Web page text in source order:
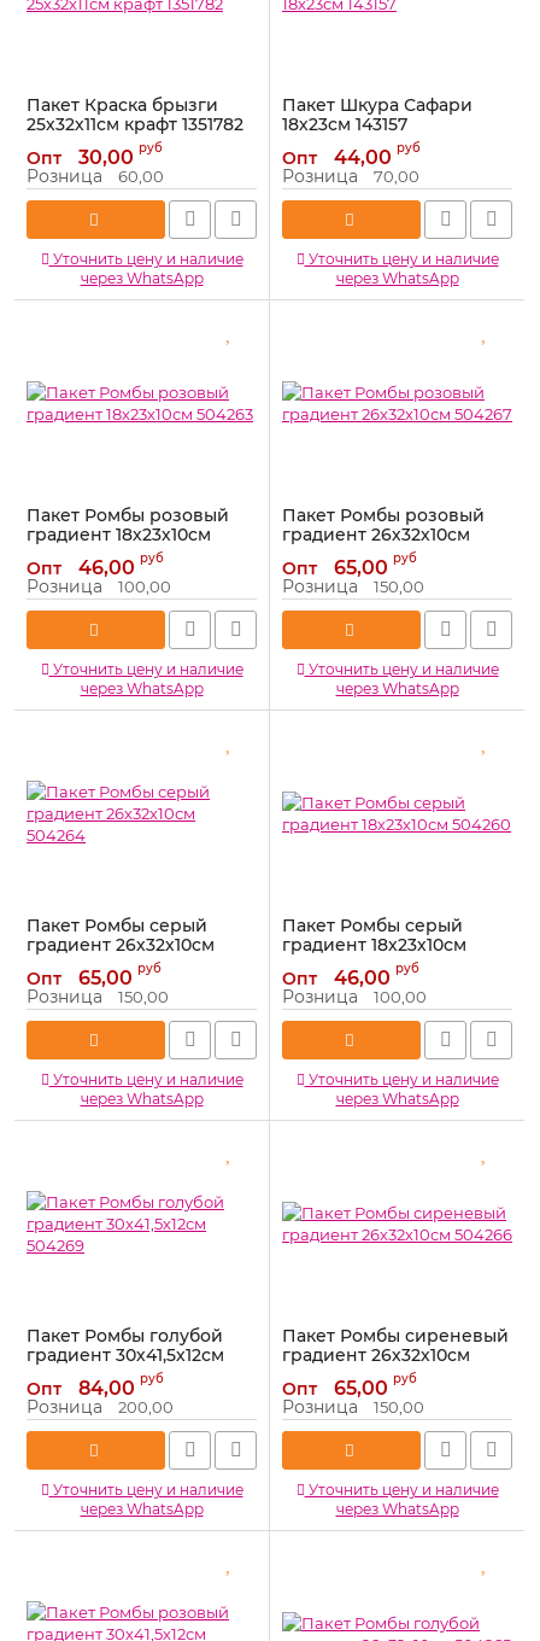
Пакет Краска брызги
25х32х11см крафт 1351782
Артикул: 1351782
Опт 30,00 руб
Розница 60,00
Уточнить цену и наличие
через WhatsApp
Пакет Шкура Сафари
18х23см 143157
Артикул: 143157
Опт 44,00 руб
Розница 70,00
Уточнить цену и наличие
через WhatsApp
Пакет Ромбы розовый
градиент 18х23х10см
Артикул: 504263
Опт 46,00 руб
Розница 100,00
Уточнить цену и наличие
через WhatsApp
Пакет Ромбы розовый
градиент 26х32х10см
Артикул: 504267
Опт 65,00 руб
Розница 150,00
Уточнить цену и наличие
через WhatsApp
Пакет Ромбы серый
градиент 26х32х10см
Артикул: 504264
Опт 65,00 руб
Розница 150,00
Уточнить цену и наличие
через WhatsApp
Пакет Ромбы серый
градиент 18х23х10см
Артикул: 504260
Опт 46,00 руб
Розница 100,00
Уточнить цену и наличие
через WhatsApp
Пакет Ромбы голубой
градиент 30х41,5х12см
Артикул: 504269
Опт 84,00 руб
Розница 200,00
Уточнить цену и наличие
через WhatsApp
Пакет Ромбы сиреневый
градиент 26х32х10см
Артикул: 504266
Опт 65,00 руб
Розница 150,00
Уточнить цену и наличие
через WhatsApp